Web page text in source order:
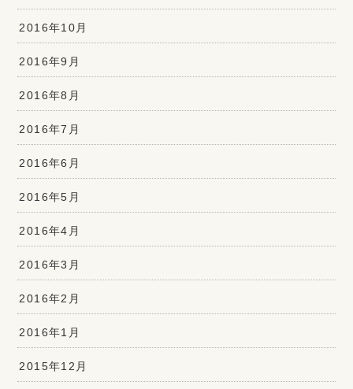
2016年10月
2016年9月
2016年8月
2016年7月
2016年6月
2016年5月
2016年4月
2016年3月
2016年2月
2016年1月
2015年12月